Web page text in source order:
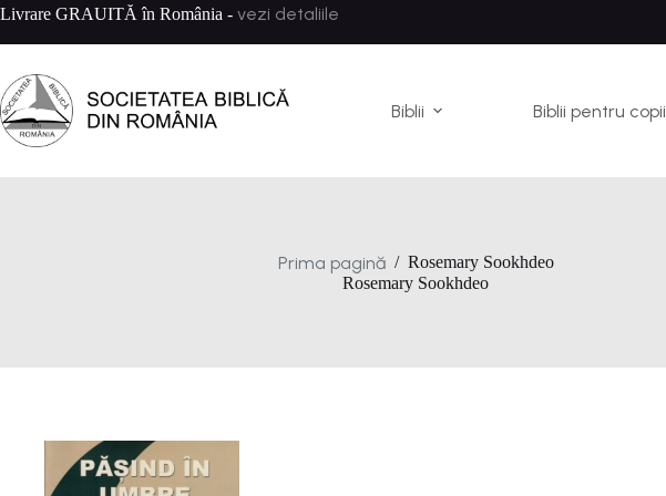
Sari
conținut
Livrare GRAUITĂ în România - vezi detaliile
Biblii Biblii pentru copii
Prima pagină / Rosemary Sookhdeo
Rosemary Sookhdeo